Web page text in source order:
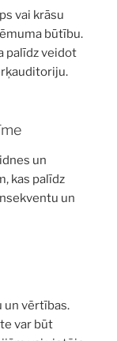
vai krāsu
būtību.
palīdz veidot
un
kas palīdz
un
un vērtības.
var būt